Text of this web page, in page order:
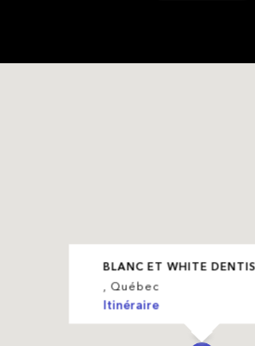
BLANC ET WHITE
, Québec
Itinéraire